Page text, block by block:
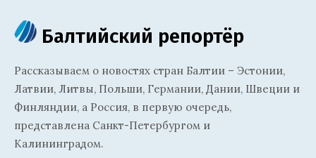
Балтийский репортёр
Рассказываем о новостях стран Балтии – Эстонии,
Латвии, Литвы, Польши, Германии, Дании, Швеции и
Финляндии, а Россия, в первую очередь,
представлена Санкт-Петербургом и
Калининградом.